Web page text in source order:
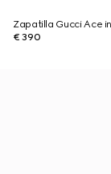
Zapatilla Gucci Ace
€ 390